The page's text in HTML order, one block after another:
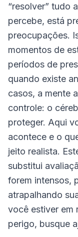
“resolver” tudo
percebe, está
preocupações.
momentos de
períodos de
quando existe
casos, a mente
controle: o
proteger. Aqui
acontece e o
jeito realista.
substitui
forem intensos,
atrapalhando
você estiver em
perigo, busque